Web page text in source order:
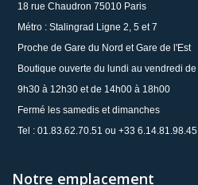
18 rue Chaudron 75010 Paris
Métro : Stalingrad Ligne 2, 5 et 7
Proche de Gare du Nord et Gare de l'Est
Boutique ouverte du lundi au vendredi de
9h30 à 12h30 et de 14h00 à 18h00
Fermé les samedis et dimanches
Tel : 01.83.62.70.51 ou +33 6.14.81.98.45
Notre emplacement